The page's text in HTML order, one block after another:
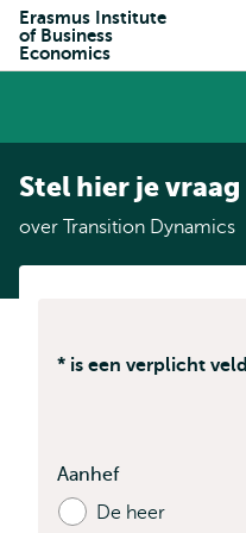
Erasmus Institute
of Business
Economics
Stel hier je vraag
over Transition Dynamics
* is een verplicht veld
Aanhef
De heer